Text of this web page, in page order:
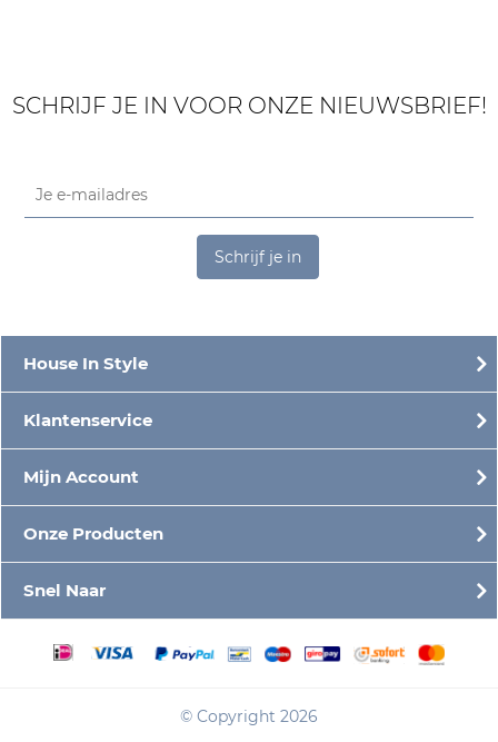
SCHRIJF JE IN VOOR ONZE NIEUWSBRIEF!
Schrijf je in
House In Style
Klantenservice
Mijn Account
Onze Producten
Snel Naar
© Copyright 2026